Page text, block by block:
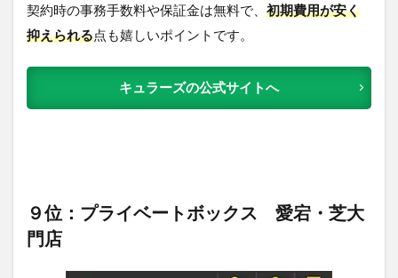
契約時の事務手数料や保証金は無料で、 初期費用が安く
抑えられる点も嬉しいポイントです。
キュラーズの公式サイトへ
９位：プライベートボックス 愛宕・芝大
門店